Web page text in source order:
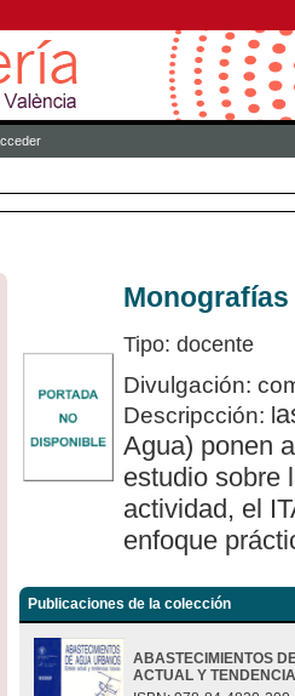
Tipo: docente
Divulgación:
Descripcción: l
Agua) ponen
estudio sobre
actividad, el
enfoque
Publicaciones de la colección
ABASTECIMIENTOS
ACTUAL Y